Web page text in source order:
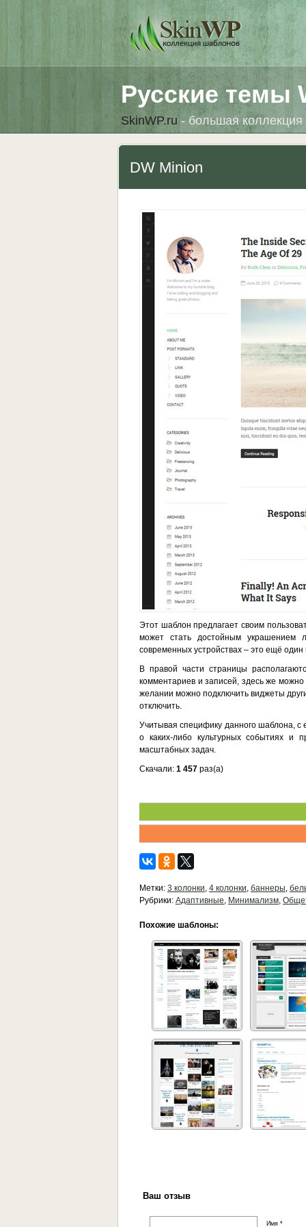
Русские темы
SkinWP.ru - большая коллекция
DW Minion
Этот шаблон предлагает своим
может стать достойным украшением
современных устройствах – это ещё
В правой части страницы
комментариев и записей, здесь же
желании можно подключить виджеты
отключить.
Учитывая специфику данного шаблона, с
о каких-либо культурных событиях и
масштабных задач.
Скачали: 1 457 раз(а)
Метки: 3 колонки, 4 колонки, баннеры,
Рубрики: Адаптивные, Минимализм,
Похожие шаблоны:
Ваш отзыв
Имя *